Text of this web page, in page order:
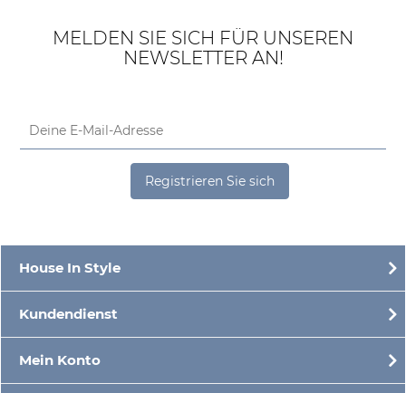
MELDEN SIE SICH FÜR UNSEREN
NEWSLETTER AN!
Registrieren Sie sich
House In Style
Kundendienst
Mein Konto